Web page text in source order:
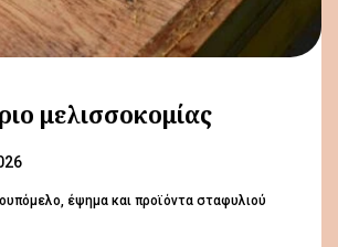
μελισσοκομίας
έψημα και προϊόντα σταφυλιού